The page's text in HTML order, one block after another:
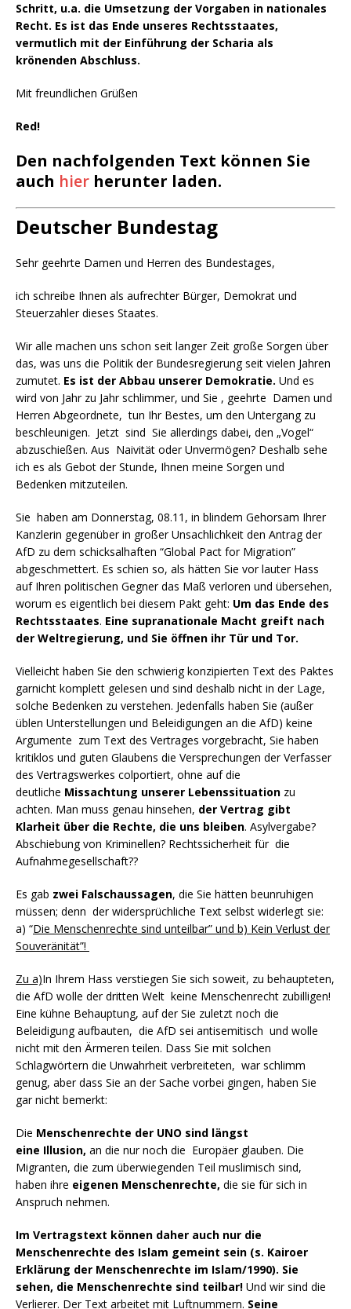
Schritt, u.a. die Umsetzung der Vorgaben in nationales
Recht. Es ist das Ende unseres Rechtsstaates,
vermutlich mit der Einführung der Scharia als
krönenden Abschluss.
Mit freundlichen Grüßen
Red!
Den nachfolgenden Text können Sie
auch hier herunter laden.
Deutscher Bundestag
Sehr geehrte Damen und Herren des Bundestages,
ich schreibe Ihnen als aufrechter Bürger, Demokrat und
Steuerzahler dieses Staates.
Wir alle machen uns schon seit langer Zeit große Sorgen über
das, was uns die Politik der Bundesregierung seit vielen Jahren
zumutet. Es ist der Abbau unserer Demokratie. Und es
wird von Jahr zu Jahr schlimmer, und Sie , geehrte Damen und
Herren Abgeordnete, tun Ihr Bestes, um den Untergang zu
beschleunigen. Jetzt sind Sie allerdings dabei, den „Vogel“
abzuschießen. Aus Naivität oder Unvermögen? Deshalb sehe
ich es als Gebot der Stunde, Ihnen meine Sorgen und
Bedenken mitzuteilen.
Sie haben am Donnerstag, 08.11, in blindem Gehorsam Ihrer
Kanzlerin gegenüber in großer Unsachlichkeit den Antrag der
AfD zu dem schicksalhaften “Global Pact for Migration”
abgeschmettert. Es schien so, als hätten Sie vor lauter Hass
auf Ihren politischen Gegner das Maß verloren und übersehen,
worum es eigentlich bei diesem Pakt geht: Um das Ende des
Rechtsstaates. Eine supranationale Macht greift nach
der Weltregierung, und Sie öffnen ihr Tür und Tor.
Vielleicht haben Sie den schwierig konzipierten Text des Paktes
garnicht komplett gelesen und sind deshalb nicht in der Lage,
solche Bedenken zu verstehen. Jedenfalls haben Sie (außer
üblen Unterstellungen und Beleidigungen an die AfD) keine
Argumente zum Text des Vertrages vorgebracht, Sie haben
kritiklos und guten Glaubens die Versprechungen der Verfasser
des Vertragswerkes colportiert, ohne auf die
deutliche Missachtung unserer Lebenssituation zu
achten. Man muss genau hinsehen, der Vertrag gibt
Klarheit über die Rechte, die uns bleiben. Asylvergabe?
Abschiebung von Kriminellen? Rechtssicherheit für die
Aufnahmegesellschaft??
Es gab zwei Falschaussagen, die Sie hätten beunruhigen
müssen; denn der widersprüchliche Text selbst widerlegt sie:
a) “Die Menschenrechte sind unteilbar” und b) Kein Verlust der
Souveränität”!
Zu a)In Ihrem Hass verstiegen Sie sich soweit, zu behaupteten,
die AfD wolle der dritten Welt keine Menschenrecht zubilligen!
Eine kühne Behauptung, auf der Sie zuletzt noch die
Beleidigung aufbauten, die AfD sei antisemitisch und wolle
nicht mit den Ärmeren teilen. Dass Sie mit solchen
Schlagwörtern die Unwahrheit verbreiteten, war schlimm
genug, aber dass Sie an der Sache vorbei gingen, haben Sie
gar nicht bemerkt:
Die Menschenrechte der UNO sind längst
eine Illusion, an die nur noch die Europäer glauben. Die
Migranten, die zum überwiegenden Teil muslimisch sind,
haben ihre eigenen Menschenrechte, die sie für sich in
Anspruch nehmen.
Im Vertragstext können daher auch nur die
Menschenrechte des Islam gemeint sein (s. Kairoer
Erklärung der Menschenrechte im Islam/1990). Sie
sehen, die Menschenrechte sind teilbar! Und wir sind die
Verlierer. Der Text arbeitet mit Luftnummern. Seine